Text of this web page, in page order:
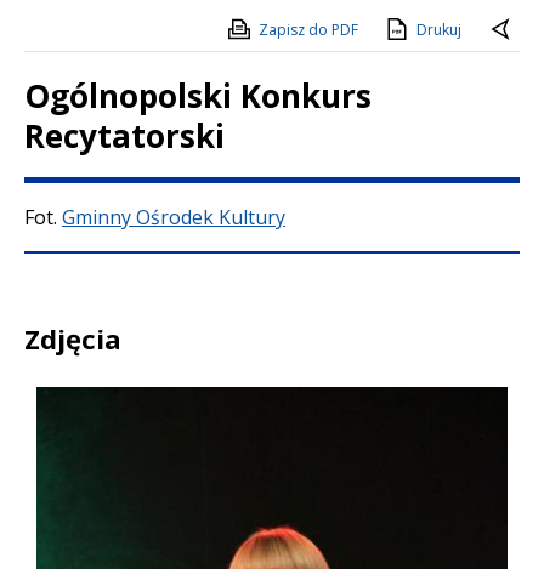
Zapisz do PDF Drukuj
Ogólnopolski Konkurs
Recytatorski
Treść
Fot. Gminny Ośrodek Kultury
Zdjęcia